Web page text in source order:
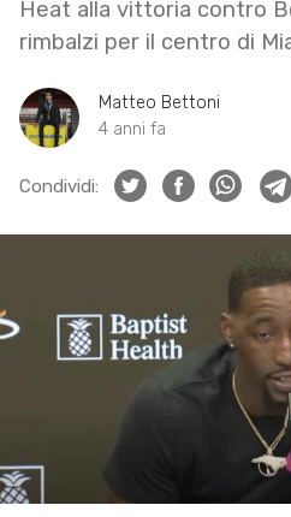
Heat alla vittoria contro
rimbalzi per il centro di
Matteo Bettoni
4 anni fa
Condividi: